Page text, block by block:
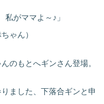
がママよ～♪」
ゃん）
のもとへギンさん登場。
ました、下落合ギンと申